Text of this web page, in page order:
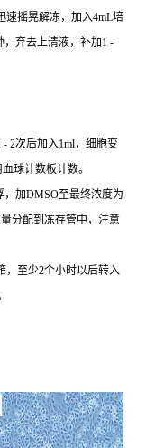
速摇晃解冻，加入4mL培
，弃去上清液，补加1 -
2次后加入1ml，细胞变
球计数板计数。
，加DMSO至最终浓度为
分配到冻存管中，注意
，至少2个小时以后转入